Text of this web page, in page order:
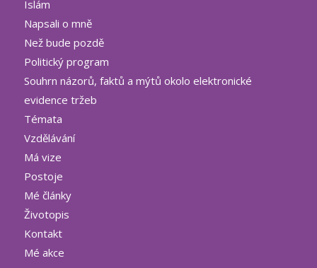
Islám
Napsali o mně
Než bude pozdě
Politický program
Souhrn názorů, faktů a mýtů okolo elektronické
evidence tržeb
Témata
Vzdělávání
Má vize
Postoje
Mé články
Životopis
Kontakt
Mé akce